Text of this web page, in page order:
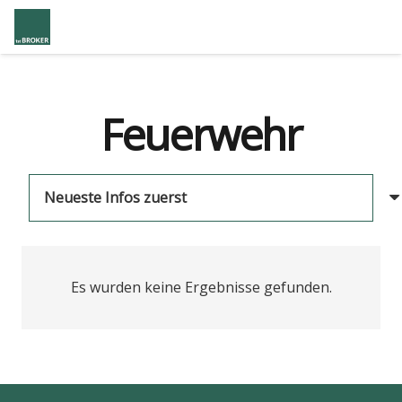
Feuerwehr
Es wurden keine Ergebnisse gefunden.